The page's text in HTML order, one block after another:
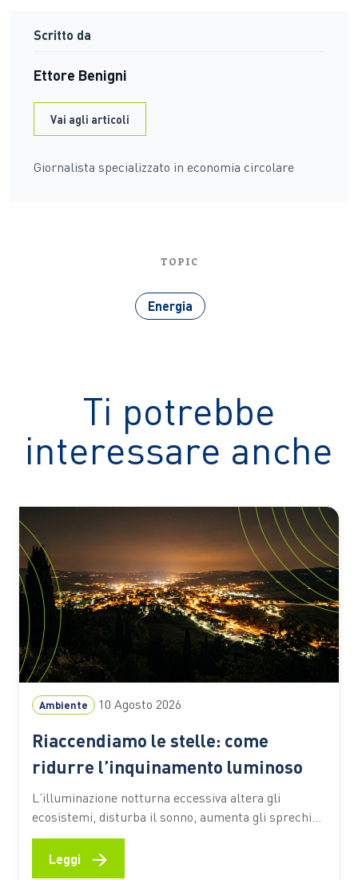
Scritto da
Ettore Benigni
Vai agli articoli
Giornalista specializzato in economia circolare
TOPIC
Energia
Ti potrebbe
interessare anche
Ambiente 10 Agosto 2026
Riaccendiamo le stelle: come
ridurre l’inquinamento luminoso
L’illuminazione notturna eccessiva altera gli
ecosistemi, disturba il sonno, aumenta gli sprechi
energetici e cancella il cielo. Dalle lampade
schermate ai sensori di movimento, anche le scelte
Leggi →